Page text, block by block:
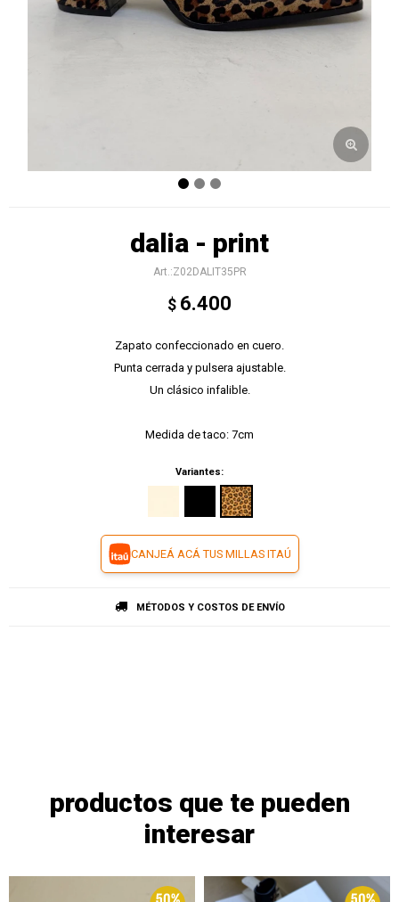
dalia - print
Z02DALIT35PR
$ 6.400
Zapato confeccionado en cuero.
Punta cerrada y pulsera ajustable.
Un clásico infalible.
Medida de taco: 7cm
Variantes:
CANJEÁ ACÁ TUS MILLAS ITAÚ
MÉTODOS Y COSTOS DE ENVÍO
productos que te pueden
interesar